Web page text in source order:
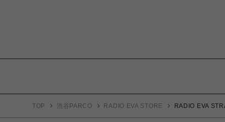
TOP 渋谷PARCO RADIO EVA STORE RADIO EVA